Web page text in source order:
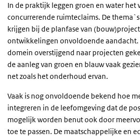
In de praktijk leggen groen en water het
concurrerende ruimteclaims. De
krijgen bij de planfase van
ontwikkelingen onvoldoende aandacht.
domein overstijgend naar projecten
de aanleg van groen en blauw vaak
net zoals het onderhoud ervan.
Vaak is nog onvoldoende bekend hoe
integreren in de leefomgeving dat de
mogelijk worden benut ook door
toe te passen. De maatschappelijke en